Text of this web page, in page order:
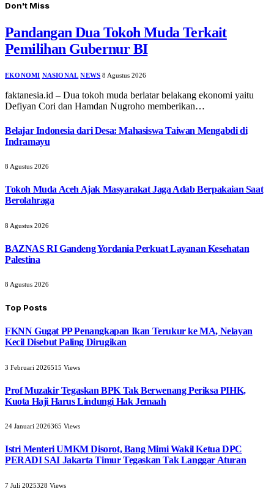
Don't Miss
Pandangan Dua Tokoh Muda Terkait
Pemilihan Gubernur BI
EKONOMI NASIONAL NEWS 8 Agustus 2026
faktanesia.id – Dua tokoh muda berlatar belakang ekonomi yaitu
Defiyan Cori dan Hamdan Nugroho memberikan…
Belajar Indonesia dari Desa: Mahasiswa Taiwan Mengabdi di
Indramayu
8 Agustus 2026
Tokoh Muda Aceh Ajak Masyarakat Jaga Adab Berpakaian Saat
Berolahraga
8 Agustus 2026
BAZNAS RI Gandeng Yordania Perkuat Layanan Kesehatan
Palestina
8 Agustus 2026
Top Posts
FKNN Gugat PP Penangkapan Ikan Terukur ke MA, Nelayan
Kecil Disebut Paling Dirugikan
3 Februari 2026515 Views
Prof Muzakir Tegaskan BPK Tak Berwenang Periksa PIHK,
Kuota Haji Harus Lindungi Hak Jemaah
24 Januari 2026365 Views
Istri Menteri UMKM Disorot, Bang Mimi Wakil Ketua DPC
PERADI SAI Jakarta Timur Tegaskan Tak Langgar Aturan
7 Juli 2025328 Views